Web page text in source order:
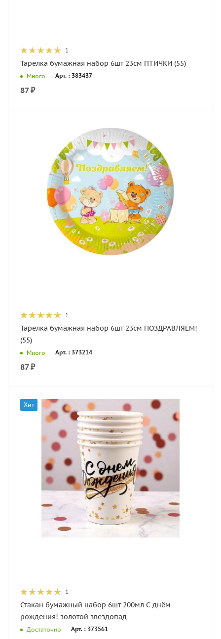
1
Тарелка бумажная набор 6шт 23см ПТИЧКИ (55)
Много Арт. : 383437
87₽
1
Тарелка бумажная набор 6шт 23см ПОЗДРАВЛЯЕМ!
(55)
Много Арт. : 373214
87₽
Хит
1
Стакан бумажный набор 6шт 200мл С днём
рождения! золотой звездопад
Достаточно Арт. : 373561